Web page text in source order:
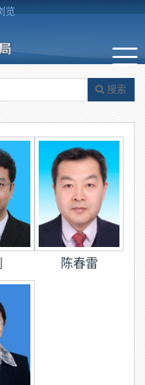
览
搜索
陈春雷